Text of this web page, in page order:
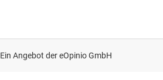
Ein Angebot dereOpinio GmbH